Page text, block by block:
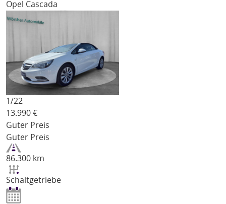
Opel Cascada
1/22
13.990 €
Guter Preis
Guter Preis
86.300 km
Schaltgetriebe